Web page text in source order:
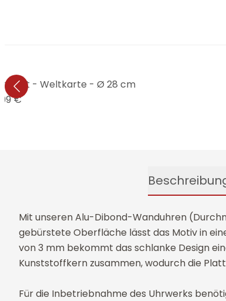
- Weltkarte - Ø 28 cm
€
Mit unseren Alu-Dibond-Wanduhren
gebürstete Oberfläche lässt das Motiv in
von 3 mm bekommt das schlanke Design
Kunststoffkern zusammen, wodurch die
Für die Inbetriebnahme des Uhrwerks